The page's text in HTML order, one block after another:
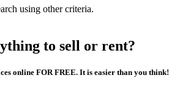
using other criteria.
to sell or rent?
online FOR FREE. It is easier than you think!